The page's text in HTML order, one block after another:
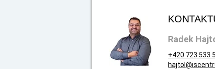
Radek
+420 723 533